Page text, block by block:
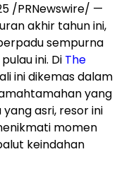
/PRNewswire/ —
akhir tahun ini,
sempurna
ini. Di The
ini dikemas dalam
yang
yang asri, resor ini
momen
keindahan